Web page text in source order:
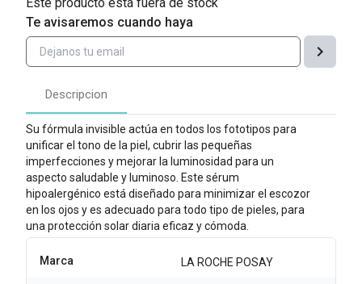
Este producto está fuera de stock
Te avisaremos cuando haya
chevron_right
Descripcion
Su fórmula invisible actúa en todos los fototipos para
unificar el tono de la piel, cubrir las pequeñas
imperfecciones y mejorar la luminosidad para un
aspecto saludable y luminoso. Este sérum
hipoalergénico está diseñado para minimizar el escozor
en los ojos y es adecuado para todo tipo de pieles, para
una protección solar diaria eficaz y cómoda.
Marca LA ROCHE POSAY